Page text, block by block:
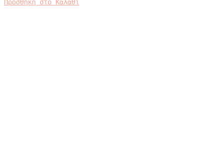
Προσθήκη στο Καλάθι